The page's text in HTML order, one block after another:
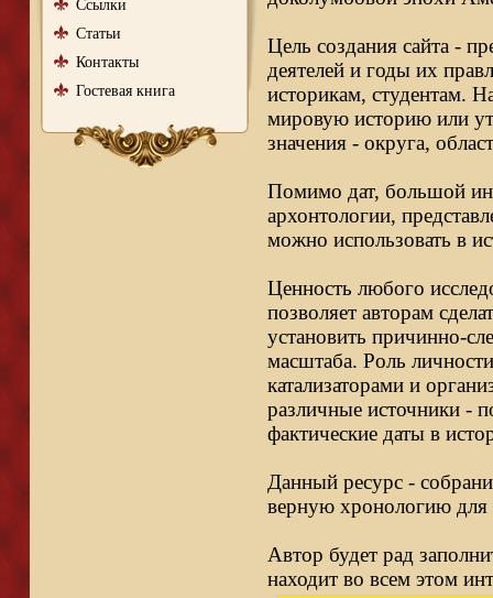
Ссылки
Статьи
Контакты
Гостевая книга
Цель создания сайта -
деятелей и годы их
историкам, студентам.
мировую историю или
значения - округа,
Помимо дат, большой
архонтологии,
можно использовать в
Ценность любого
позволяет авторам
установить причинно-
масштаба. Роль
катализаторами и
различные источники -
фактические даты в
Данный ресурс -
верную хронологию для
Автор будет рад
находит во всем этом